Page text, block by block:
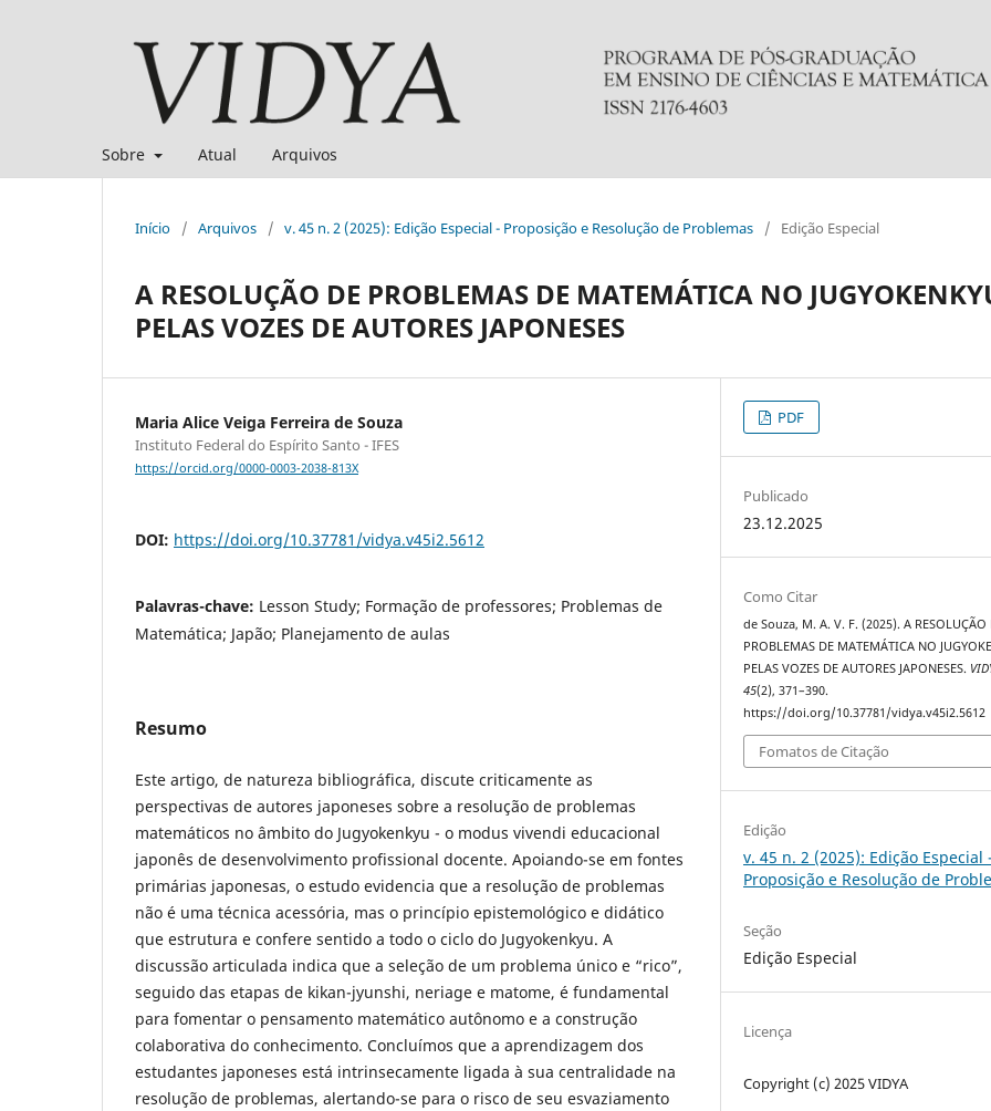
Sobre Atual Arquivos
Início / Arquivos / v. 45 n. 2 (2025): Edição Especial - Proposição e Resolução de Problemas / Edição Especial
A RESOLUÇÃO DE PROBLEMAS DE MATEMÁTICA NO
PELAS VOZES DE AUTORES JAPONESES
Maria Alice Veiga Ferreira de Souza
Instituto Federal do Espírito Santo - IFES
https://orcid.org/0000-0003-2038-813X
DOI: https://doi.org/10.37781/vidya.v45i2.5612
Palavras-chave: Lesson Study; Formação de professores; Problemas de
Matemática; Japão; Planejamento de aulas
Resumo
Este artigo, de natureza bibliográfica, discute criticamente as
perspectivas de autores japoneses sobre a resolução de problemas
matemáticos no âmbito do Jugyokenkyu - o modus vivendi educacional
japonês de desenvolvimento profissional docente. Apoiando-se em fontes
primárias japonesas, o estudo evidencia que a resolução de problemas
não é uma técnica acessória, mas o princípio epistemológico e didático
que estrutura e confere sentido a todo o ciclo do Jugyokenkyu. A
discussão articulada indica que a seleção de um problema único e “rico”,
seguido das etapas de kikan-jyunshi, neriage e matome, é fundamental
para fomentar o pensamento matemático autônomo e a construção
colaborativa do conhecimento. Concluímos que a aprendizagem dos
estudantes japoneses está intrinsecamente ligada à sua centralidade na
resolução de problemas, alertando-se para o risco de seu esvaziamento
PDF
Publicado
23.12.2025
Como Citar
de Souza, M. A. V. F. (2025). A RESOLUÇÃO
PROBLEMAS DE MATEMÁTICA NO
PELAS VOZES DE AUTORES JAPONESES.
45(2), 371–390.
https://doi.org/10.37781/vidya.v45i2.5612
Fomatos de Citação
Edição
v. 45 n. 2 (2025): Edição Especial -
Proposição e Resolução de
Seção
Edição Especial
Licença
Copyright (c) 2025 VIDYA